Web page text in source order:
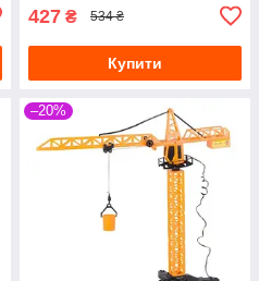
427 ₴ 534 ₴
Купити
–20%